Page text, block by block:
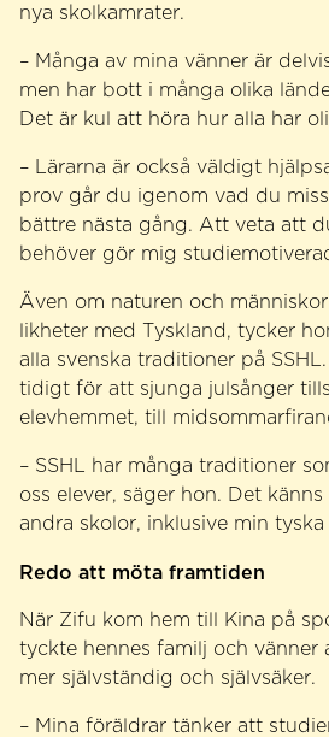
nya skolkamrater.
– Många av mina vänner är
men har bott i många olika
Det är kul att höra hur alla har
– Lärarna är också väldigt
prov går du igenom vad du
bättre nästa gång. Att veta att
behöver gör mig
Även om naturen och
likheter med Tyskland, tycker
alla svenska traditioner på
tidigt för att sjunga julsånger
elevhemmet, till
– SSHL har många traditioner
oss elever, säger hon. Det
andra skolor, inklusive min tyska
Redo att möta framtiden
När Zifu kom hem till Kina på
tyckte hennes familj och vänner
mer självständig och självsäker.
– Mina föräldrar tänker att